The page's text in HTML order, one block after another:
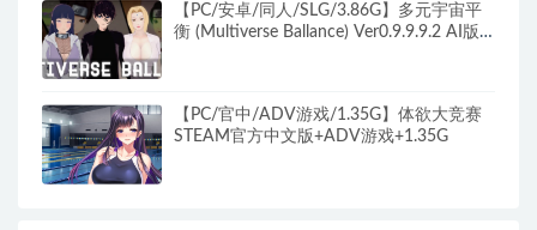
【PC/安卓/同人/SLG/3.86G】多元宇宙平
衡 (Multiverse Ballance) Ver0.9.9.9.2 AI版汉
【PC/官中/ADV游戏/1.35G】体欲大竞赛
STEAM官方中文版+ADV游戏+1.35G